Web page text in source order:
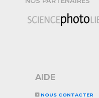
AIDE
NOUS CONTACTER